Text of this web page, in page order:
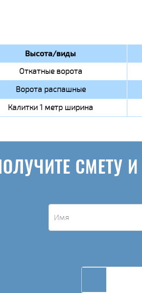
Высота/виды
Откатные ворота
Ворота распашные
Калитки 1 метр ширина
ПОЛУЧИТЕ СМЕТУ